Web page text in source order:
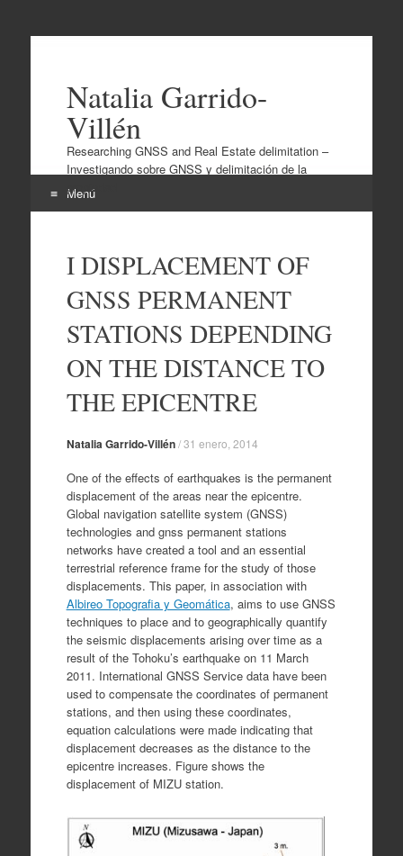
Natalia Garrido-
Villén
Researching GNSS and Real Estate delimitation –
Investigando sobre GNSS y delimitación de la
propiedad
Menú
contenidoI DISPLACEMENT OF
GNSS PERMANENT
STATIONS DEPENDING
ON THE DISTANCE TO
THE EPICENTRE
Natalia Garrido-Villén/31 enero, 2014
One of the effects of earthquakes is the permanent
displacement of the areas near the epicentre.
Global navigation satellite system (GNSS)
technologies and gnss permanent stations
networks have created a tool and an essential
terrestrial reference frame for the study of those
displacements. This paper, in association with
Albireo Topografia y Geomática, aims to use GNSS
techniques to place and to geographically quantify
the seismic displacements arising over time as a
result of the Tohoku’s earthquake on 11 March
2011. International GNSS Service data have been
used to compensate the coordinates of permanent
stations, and then using these coordinates,
equation calculations were made indicating that
displacement decreases as the distance to the
epicentre increases. Figure shows the
displacement of MIZU station.